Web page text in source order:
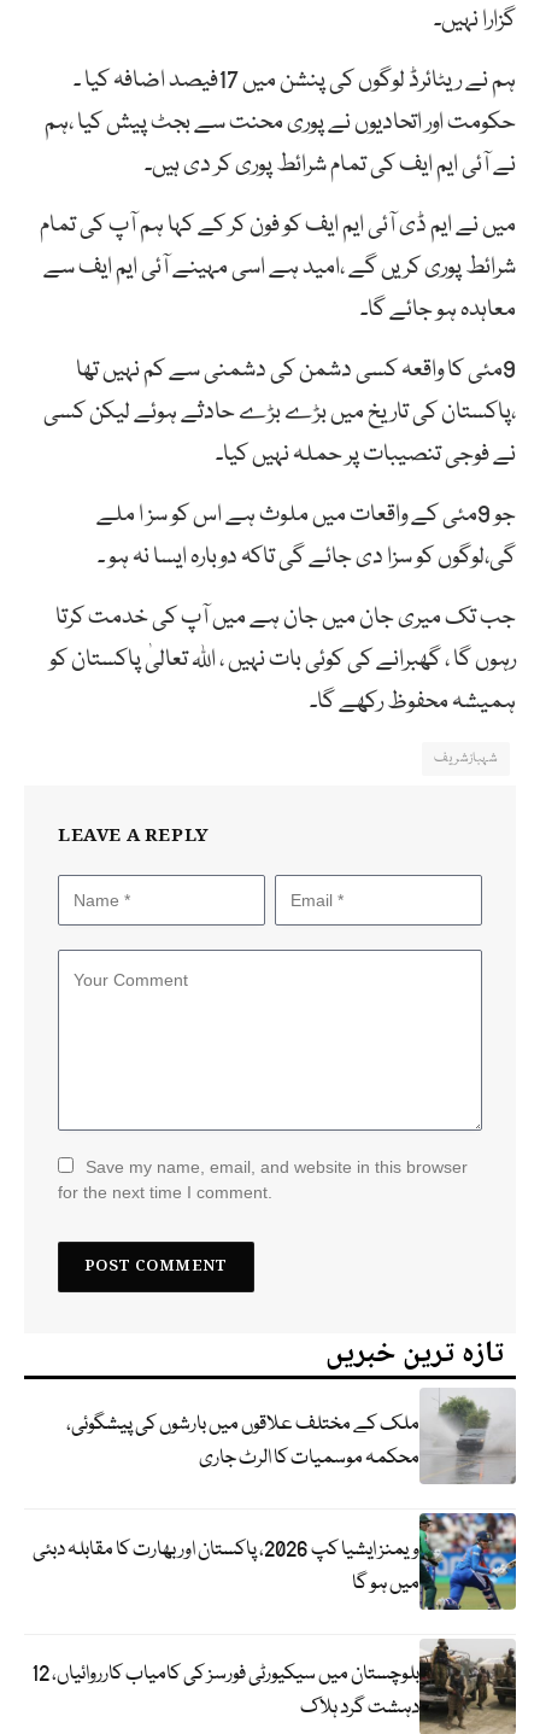
گزارا نہیں۔
ہم نے ریٹائرڈ لوگوں کی پنشن میں 17فیصد اضافہ کیا ۔
حکومت اور اتحادیوں نے پوری محنت سے بجٹ پیش کیا ،ہم
نے آئی ایم ایف کی تمام شرائط پوری کر دی ہیں۔
میں نے ایم ڈی آئی ایم ایف کو فون کر کے کہا ہم آپ کی تمام
شرائط پوری کریں گے ،امید ہے اسی مہینے آئی ایم ایف سے
معاہدہ ہو جائے گا۔
9مئی کا واقعہ کسی دشمن کی دشمنی سے کم نہیں تھا
،پاکستان کی تاریخ میں بڑے بڑے حادثے ہوئے لیکن کسی
نے فوجی تنصیبات پر حملہ نہیں کیا۔
جو 9مئی کے واقعات میں ملوث ہے اس کو سز ا ملے
گی،لوگوں کو سزا دی جائے گی تاکہ دوبارہ ایسا نہ ہو ۔
جب تک میری جان میں جان ہے میں آپ کی خدمت کرتا
رہوں گا ، گھبرانے کی کوئی بات نہیں ، اللہ تعالیٰ پاکستان کو
ہمیشہ محفوظ رکھے گا۔
شہبازشریف
LEAVE A REPLY
Save my name, email, and website in this browser
for the next time I comment.
تازہ ترین خبریں
ملک کے مختلف علاقوں میں بارشوں کی پیشگوئی،
محکمہ موسمیات کا الرٹ جاری
ویمنز ایشیا کپ 2026، پاکستان اور بھارت کا مقابلہ دبئی
میں ہو گا
بلوچستان میں سیکیورٹی فورسز کی کامیاب کارروائیاں، 12
دہشت گرد ہلاک